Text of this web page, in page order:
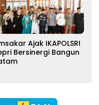
Ajak IKAPOLSRI
Bersinergi Bangun